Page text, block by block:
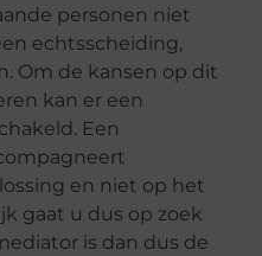
personen niet
echtsscheiding,
Om de kansen op dit
kan er een
Een
en niet op het
gaat u dus op zoek
is dan dus de